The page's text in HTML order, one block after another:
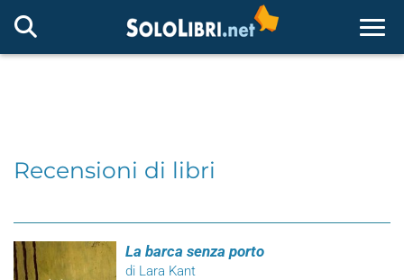
Recensioni di libri
La barca senza porto
di Lara Kant